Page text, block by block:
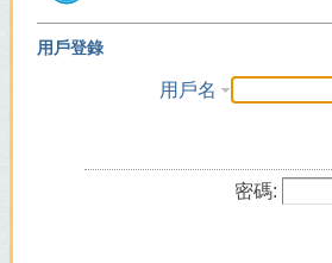
用戶登錄
用戶名
密碼: